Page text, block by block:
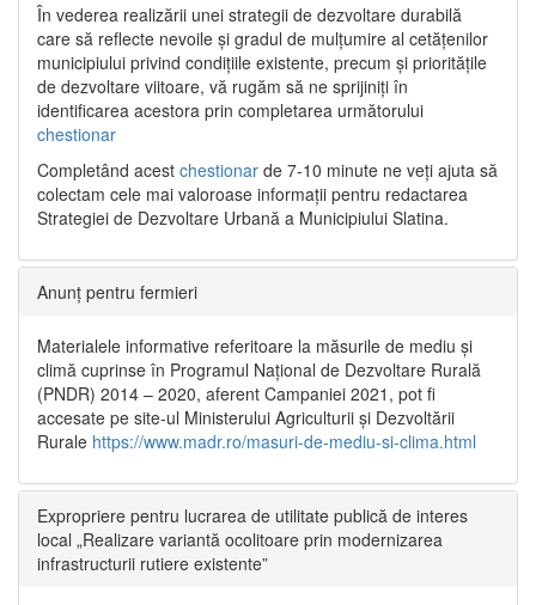
În vederea realizării unei strategii de dezvoltare durabilă
care să reflecte nevoile și gradul de mulțumire al cetățenilor
municipiului privind condițiile existente, precum și prioritățile
de dezvoltare viitoare, vă rugăm să ne sprijiniți în
identificarea acestora prin completarea următorului
chestionar
Completând acest chestionar de 7-10 minute ne veți ajuta să
colectam cele mai valoroase informații pentru redactarea
Strategiei de Dezvoltare Urbană a Municipiului Slatina.
Anunț pentru fermieri
Materialele informative referitoare la măsurile de mediu și
climă cuprinse în Programul Național de Dezvoltare Rurală
(PNDR) 2014 – 2020, aferent Campaniei 2021, pot fi
accesate pe site-ul Ministerului Agriculturii și Dezvoltării
Rurale https://www.madr.ro/masuri-de-mediu-si-clima.html
Expropriere pentru lucrarea de utilitate publică de interes
local „Realizare variantă ocolitoare prin modernizarea
infrastructurii rutiere existente”